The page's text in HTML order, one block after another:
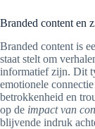
Branded content en
Branded content is
staat stelt om
informatief zijn. Dit
emotionele
betrokkenheid en
op de impact van
blijvende indruk